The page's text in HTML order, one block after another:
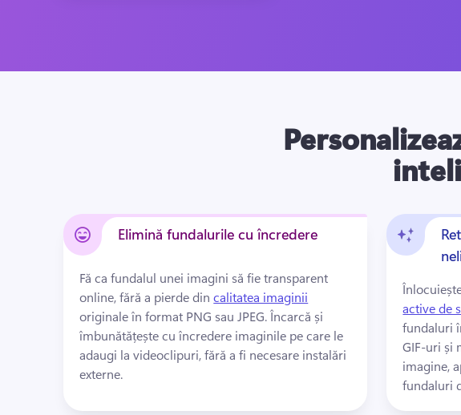
Elimină fundalurile cu încredere
Fă ca fundalul unei imagini să fie transparent
online, fără a pierde din calitatea imaginii
originale în format PNG sau JPEG. Încarcă și
îmbunătățește cu încredere imaginile pe care le
adaugi la videoclipuri, fără a fi necesare instalări
externe.
active de
fundaluri
GIF-uri și
imagine,
fundaluri